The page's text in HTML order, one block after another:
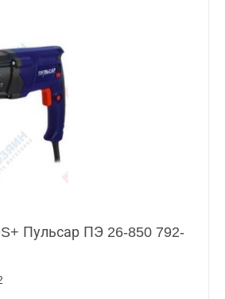
Пульсар ПЭ 26-850 792-